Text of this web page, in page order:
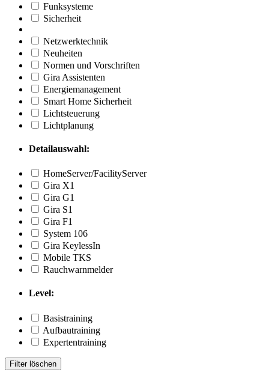
Funksysteme
Sicherheit
Netzwerktechnik
Neuheiten
Normen und Vorschriften
Gira Assistenten
Energiemanagement
Smart Home Sicherheit
Lichtsteuerung
Lichtplanung
Detailauswahl:
HomeServer/FacilityServer
Gira X1
Gira G1
Gira S1
Gira F1
System 106
Gira KeylessIn
Mobile TKS
Rauchwarnmelder
Level:
Basistraining
Aufbautraining
Expertentraining
Filter löschen